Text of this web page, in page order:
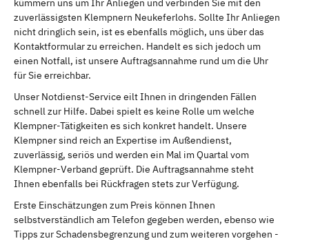
zuverlässigsten Klempnern Neukeferlohs. Sollte Ihr Anliegen
nicht dringlich sein, ist es ebenfalls möglich, uns über das
Kontaktformular zu erreichen. Handelt es sich jedoch um
einen Notfall, ist unsere Auftragsannahme rund um die Uhr
für Sie erreichbar.
Unser Notdienst-Service eilt Ihnen in dringenden Fällen
schnell zur Hilfe. Dabei spielt es keine Rolle um welche
Klempner-Tätigkeiten es sich konkret handelt. Unsere
Klempner sind reich an Expertise im Außendienst,
zuverlässig, seriös und werden ein Mal im Quartal vom
Klempner-Verband geprüft. Die Auftragsannahme steht
Ihnen ebenfalls bei Rückfragen stets zur Verfügung.
Erste Einschätzungen zum Preis können Ihnen
selbstverständlich am Telefon gegeben werden, ebenso wie
Tipps zur Schadensbegrenzung und zum weiteren vorgehen -